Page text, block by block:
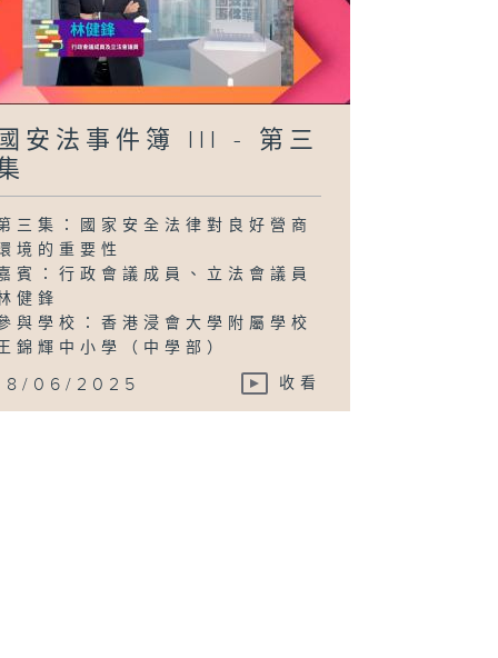
安法事件簿 III - 第三
三集：國家安全法律對良好營商
境的重要性
賓：行政會議成員、立法會議員
健鋒
與學校：香港浸會大學附屬學校
錦輝中小學（中學部）
06/2025 收看